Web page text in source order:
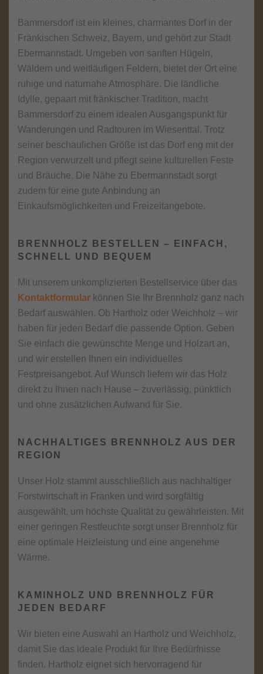
Bammersdorf ist ein kleines, charmantes Dorf in der
Fränkischen Schweiz, Bayern, und gehört zur Stadt
Ebermannstadt. Umgeben von sanften Hügeln,
Wäldern und weitläufigen Feldern, bietet der Ort eine
ruhige und naturnahe Atmosphäre. Die ländliche
Idylle, gepaart mit fränkischer Tradition, macht
Bammersdorf zu einem idealen Ausgangspunkt für
Wanderungen und Radtouren im Wiesenttal. Trotz
seiner beschaulichen Größe ist das Dorf eng mit der
Region verwurzelt und pflegt seine kulturellen Feste
und Bräuche. Die Nähe zu Ebermannstadt sorgt
zudem für eine gute Anbindung an
Einkaufsmöglichkeiten und Freizeitangebote.
BRENNHOLZ BESTELLEN – EINFACH,
SCHNELL UND BEQUEM
Mit unserem unkomplizierten Bestellservice über das
Kontaktformular können Sie Ihr Brennholz ganz nach
Bedarf auswählen. Ob Hartholz oder Weichholz – wir
haben für jeden Bedarf die passende Option. Geben
Sie einfach die gewünschte Menge und Holzart an,
und wir erstellen Ihnen ein individuelles
Festpreisangebot. Auf Wunsch liefern wir das Holz
direkt zu Ihnen nach Hause – zuverlässig, pünktlich
und ohne zusätzlichen Aufwand für Sie.
NACHHALTIGES BRENNHOLZ AUS DER
REGION
Unser Holz stammt ausschließlich aus nachhaltiger
Forstwirtschaft in Franken und wird sorgfältig
ausgewählt, um höchste Qualität zu gewährleisten. Mit
einer geringen Restfeuchte sorgt unser Brennholz für
eine optimale Heizleistung und eine angenehme
Wärme.
KAMINHOLZ UND BRENNHOLZ FÜR
JEDEN BEDARF
Wir bieten eine Auswahl an Hartholz und Weichholz,
damit Sie das ideale Produkt für Ihre Bedürfnisse
finden. Hartholz eignet sich hervorragend für